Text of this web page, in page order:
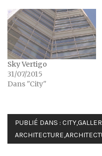
Sky Vertigo
31/07/2015
Dans "City"
PUBLIÉ DANS : CITY,
ARCHITECTURE,